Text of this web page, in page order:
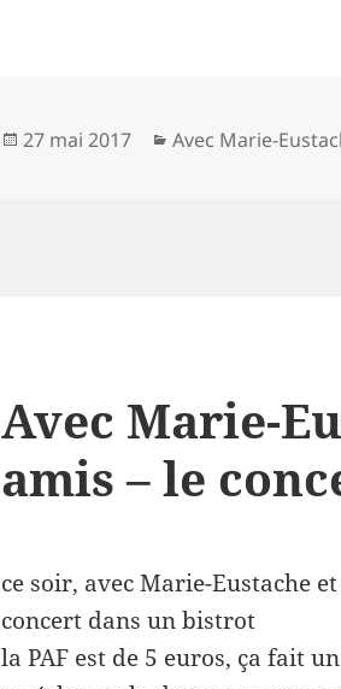
Publié
27 mai 2017 Catégories
Avec Marie-
Avec Marie-
amis – le
ce soir, avec Marie-Eustache
concert dans un bistrot
la PAF est de 5 euros, ça fait